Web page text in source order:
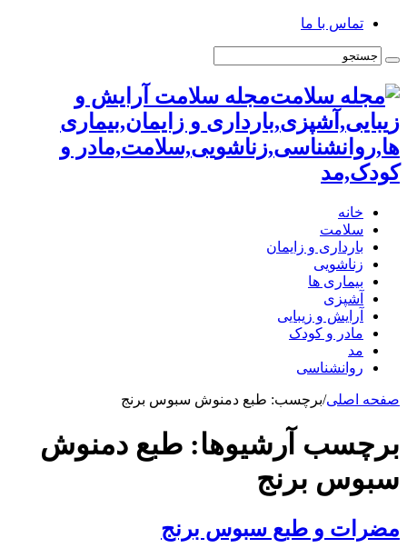
تماس با ما
مجله سلامت آرایش و
زیبایی,آشپزی,بارداری و زایمان,بیماری
ها,روانشناسی,زناشویی,سلامت,مادر و
کودک,مد
خانه
سلامت
بارداری و زایمان
زناشویی
بیماری ها
آشپزی
آرایش و زیبایی
مادر و کودک
مد
روانشناسی
صفحه اصلی/برچسب: طبع دمنوش سبوس برنج
برچسب آرشیوها: طبع دمنوش
سبوس برنج
مضرات و طبع سبوس برنج